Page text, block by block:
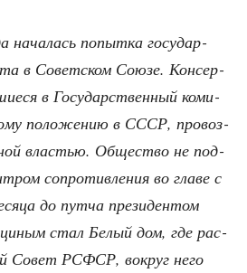
нача­лась попыт­ка госу­дар­
в Совет­ском Сою­зе. Кон­сер­
в Госу­дар­ствен­ный коми­
поло­же­нию в СССР, про­воз­
вла­стью. Обще­ство не под­
сопро­тив­ле­ния во гла­ве с
до пут­ча пре­зи­ден­том
стал Белый дом, где рас­
Совет РСФСР, вокруг него